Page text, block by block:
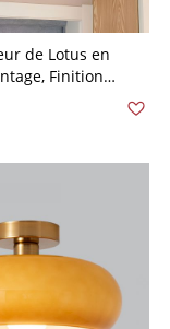
de Lotus en
Finition